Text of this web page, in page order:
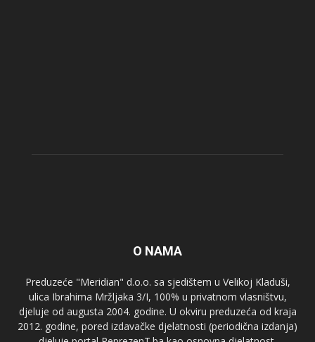
O NAMA
Preduzeće "Meridian" d.o.o. sa sjedištem u Velikoj Kladuši,
ulica Ibrahima Mržljaka 3/I, 100% u privatnom vlasništvu,
djeluje od augusta 2004. godine. U okviru preduzeća od kraja
2012. godine, pored izdavačke djelatnosti (periodična izdanja)